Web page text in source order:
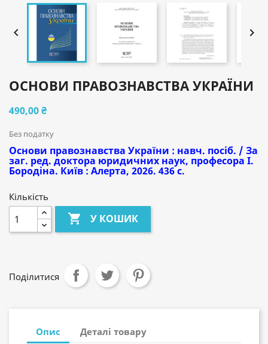
 
ОСНОВИ ПРАВОЗНАВСТВА УКРАЇНИ
490,00 ₴
Без податку
Основи правознавства України : навч. посіб. / За
заг. ред. доктора юридичних наук, професора І.
Бородіна. Київ : Алерта, 2026. 436 с.
Кількість
 У КОШИК
Поділитися
Опис Деталі товару